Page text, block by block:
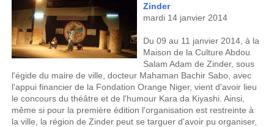
Zinder
mardi 14 janvier 2014
Du 09 au 11 janvier 2014, à la
Maison de la Culture Abdou
Salam Adam de Zinder, sous
l'égide du maire de ville, docteur Mahaman Bachir Sabo, avec
l'appui financier de la Fondation Orange Niger, vient d'avoir lieu
le concours du théâtre et de l'humour Kara da Kiyashi. Ainsi,
même si pour la première édition l'organisation est restreinte à
la ville, la région de Zinder peut se targuer d'avoir pu organiser,